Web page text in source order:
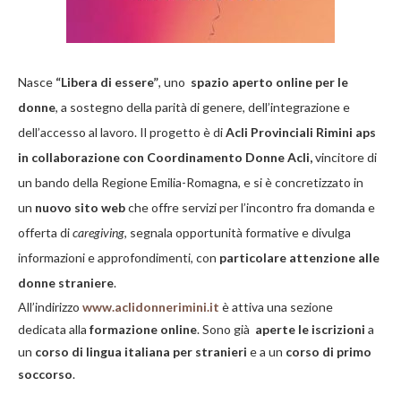
Nasce “Libera di essere”, uno spazio aperto online per le
donne, a sostegno della parità di genere, dell’integrazione e
dell’accesso al lavoro. Il progetto è diAcli Provinciali Rimini aps
in collaborazione con Coordinamento Donne Acli,vincitore di
un bando della Regione Emilia-Romagna, e si è concretizzato in
un nuovo sito webche offre servizi per l’incontro fra domanda e
offerta dicaregiving, segnala opportunità formative e divulga
informazioni e approfondimenti, con particolare attenzione alle
donne straniere.
All’indirizzo www.aclidonnerimini.it è attiva una sezione
dedicata alla formazione online. Sono già aperte le iscrizioni a
un corso di lingua italiana per stranieri e a un corso di primo
soccorso.